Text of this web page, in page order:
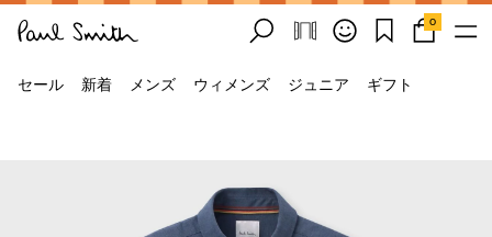
0
セール 新着 メンズ ウィメンズ ジュニア ギフト